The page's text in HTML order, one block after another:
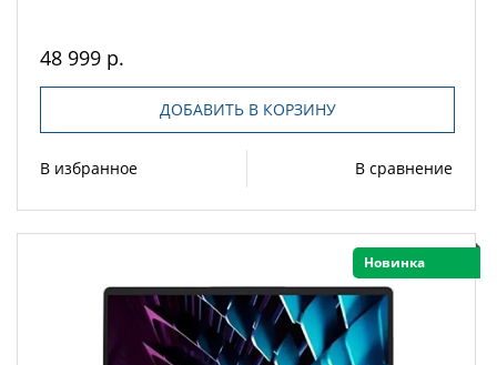
48 999 р.
ДОБАВИТЬ В КОРЗИНУ
В избранное В сравнение
Новинка